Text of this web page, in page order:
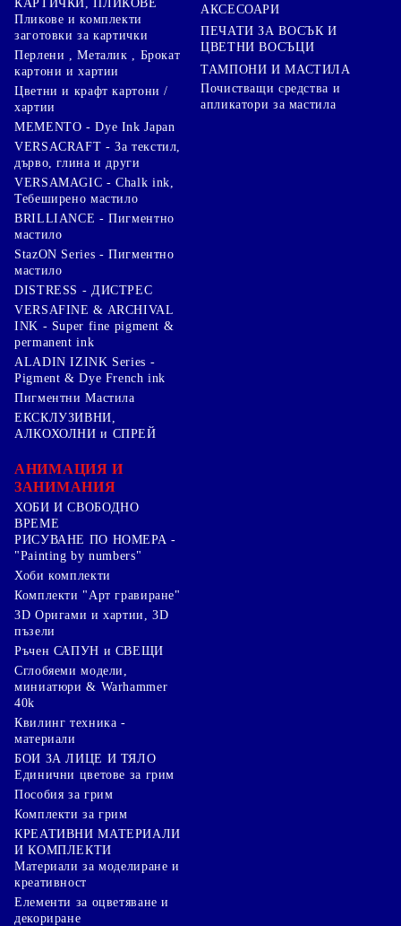
КАРТИЧКИ, ПЛИКОВЕ
Пликове и комплекти
заготовки за картички
Перлени , Металик , Брокат
картони и хартии
Цветни и крафт картони /
хартии
АКСЕСОАРИ
ПЕЧАТИ ЗА ВОСЪК И
ЦВЕТНИ ВОСЪЦИ
ТАМПОНИ И МАСТИЛА
Почистващи средства и
апликатори за мастила
MEMENTO - Dye Ink Japan
VERSACRAFT - За текстил,
дърво, глина и други
VERSAMAGIC - Chalk ink,
Тебеширено мастило
BRILLIANCE - Пигментно
мастило
StazON Series - Пигментно
мастило
DISTRESS - ДИСТРЕС
VERSAFINE & ARCHIVAL
INK - Super fine pigment &
permanent ink
ALADIN IZINK Series -
Pigment & Dye French ink
Пигментни Мастила
ЕКСКЛУЗИВНИ,
АЛКОХОЛНИ и СПРЕЙ
АНИМАЦИЯ И
ЗАНИМАНИЯ
ХОБИ И СВОБОДНО
ВРЕМЕ
РИСУВАНЕ ПО НОМЕРА -
"Painting by numbers"
Хоби комплекти
Комплекти "Арт гравиране"
3D Оригами и хартии, 3D
пъзели
Ръчен САПУН и СВЕЩИ
Сглобяеми модели,
миниатюри & Warhammer
40k
Квилинг техника -
материали
БОИ ЗА ЛИЦЕ И ТЯЛО
Единични цветове за грим
Пособия за грим
Комплекти за грим
КРЕАТИВНИ МАТЕРИАЛИ
И КОМПЛЕКТИ
Mатериали за моделиране и
креативност
Елементи за оцветяване и
декориране